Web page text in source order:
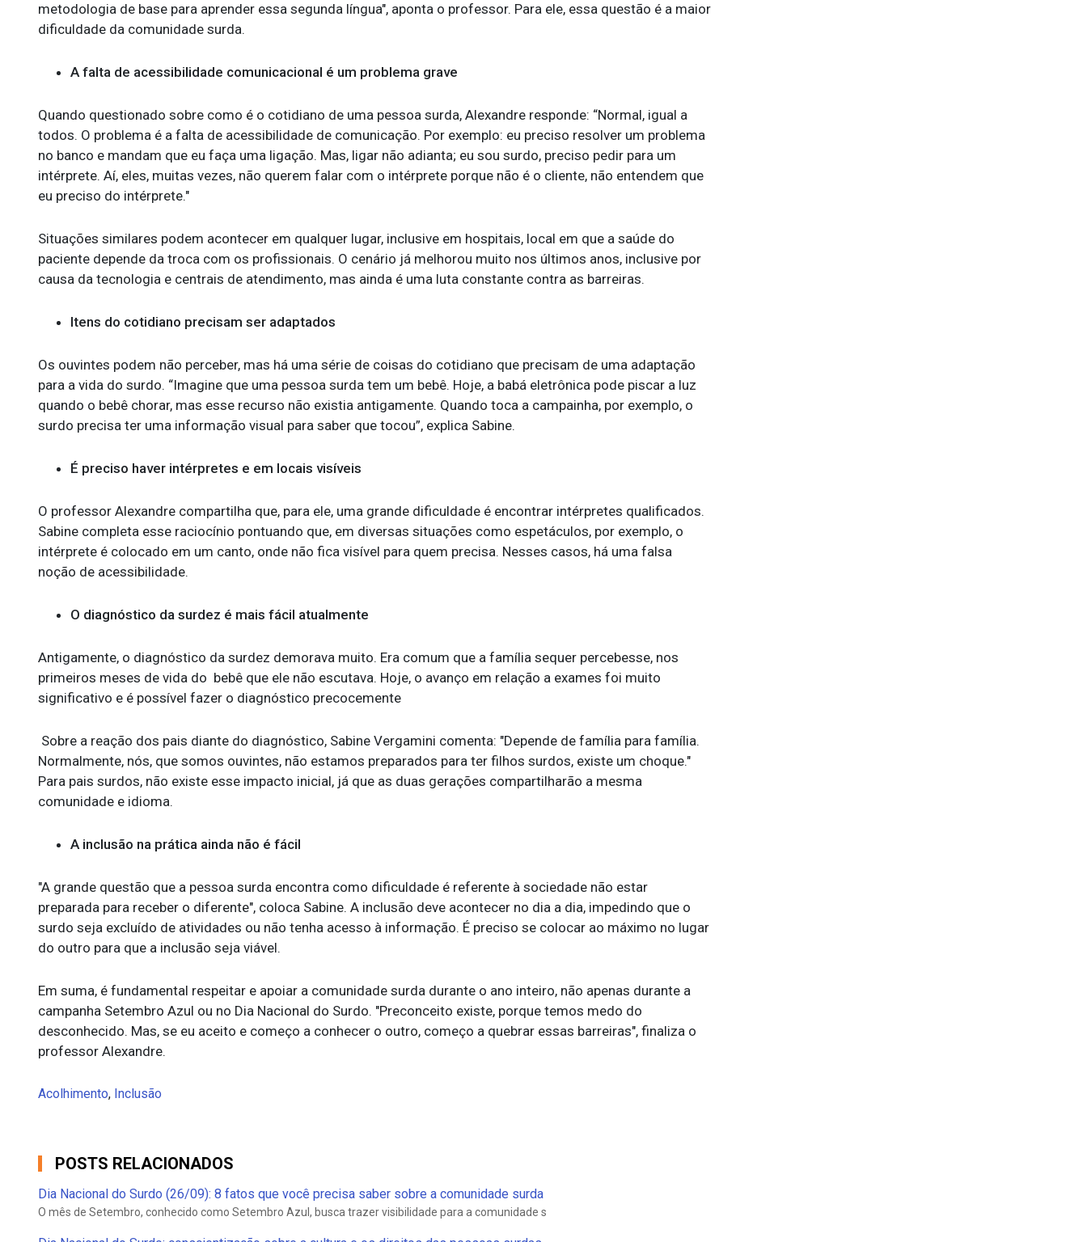
metodologia de base para aprender essa segunda língua", aponta o professor. Para ele, essa questão é a maior
dificuldade da comunidade surda.
A falta de acessibilidade comunicacional é um problema grave
Quando questionado sobre como é o cotidiano de uma pessoa surda, Alexandre responde: “Normal, igual a
todos. O problema é a falta de acessibilidade de comunicação. Por exemplo: eu preciso resolver um problema
no banco e mandam que eu faça uma ligação. Mas, ligar não adianta; eu sou surdo, preciso pedir para um
intérprete. Aí, eles, muitas vezes, não querem falar com o intérprete porque não é o cliente, não entendem que
eu preciso do intérprete."
Situações similares podem acontecer em qualquer lugar, inclusive em hospitais, local em que a saúde do
paciente depende da troca com os profissionais. O cenário já melhorou muito nos últimos anos, inclusive por
causa da tecnologia e centrais de atendimento, mas ainda é uma luta constante contra as barreiras.
Itens do cotidiano precisam ser adaptados
Os ouvintes podem não perceber, mas há uma série de coisas do cotidiano que precisam de uma adaptação
para a vida do surdo. “Imagine que uma pessoa surda tem um bebê. Hoje, a babá eletrônica pode piscar a luz
quando o bebê chorar, mas esse recurso não existia antigamente. Quando toca a campainha, por exemplo, o
surdo precisa ter uma informação visual para saber que tocou”, explica Sabine.
É preciso haver intérpretes e em locais visíveis
O professor Alexandre compartilha que, para ele, uma grande dificuldade é encontrar intérpretes qualificados.
Sabine completa esse raciocínio pontuando que, em diversas situações como espetáculos, por exemplo, o
intérprete é colocado em um canto, onde não fica visível para quem precisa. Nesses casos, há uma falsa
noção de acessibilidade.
O diagnóstico da surdez é mais fácil atualmente
Antigamente, o diagnóstico da surdez demorava muito. Era comum que a família sequer percebesse, nos
primeiros meses de vida do bebê que ele não escutava. Hoje, o avanço em relação a exames foi muito
significativo e é possível fazer o diagnóstico precocemente
Sobre a reação dos pais diante do diagnóstico, Sabine Vergamini comenta: "Depende de família para família.
Normalmente, nós, que somos ouvintes, não estamos preparados para ter filhos surdos, existe um choque."
Para pais surdos, não existe esse impacto inicial, já que as duas gerações compartilharão a mesma
comunidade e idioma.
A inclusão na prática ainda não é fácil
"A grande questão que a pessoa surda encontra como dificuldade é referente à sociedade não estar
preparada para receber o diferente", coloca Sabine. A inclusão deve acontecer no dia a dia, impedindo que o
surdo seja excluído de atividades ou não tenha acesso à informação. É preciso se colocar ao máximo no lugar
do outro para que a inclusão seja viável.
Em suma, é fundamental respeitar e apoiar a comunidade surda durante o ano inteiro, não apenas durante a
campanha Setembro Azul ou no Dia Nacional do Surdo. "Preconceito existe, porque temos medo do
desconhecido. Mas, se eu aceito e começo a conhecer o outro, começo a quebrar essas barreiras", finaliza o
professor Alexandre.
Acolhimento, Inclusão
POSTS RELACIONADOS
Dia Nacional do Surdo (26/09): 8 fatos que você precisa saber sobre a comunidade surda
O mês de Setembro, conhecido como Setembro Azul, busca trazer visibilidade para a comunidade s